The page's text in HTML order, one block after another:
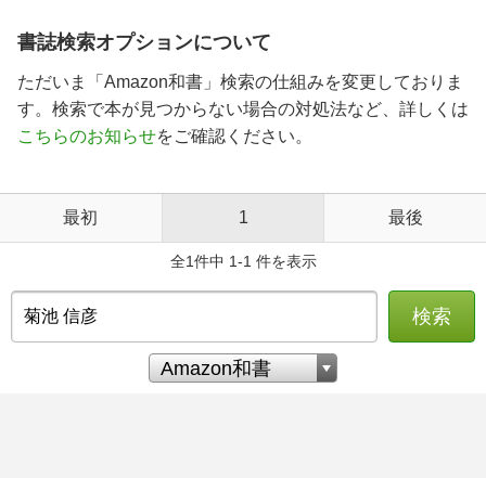
書誌検索オプションについて
ただいま「Amazon和書」検索の仕組みを変更しておりま
す。検索で本が見つからない場合の対処法など、詳しくは
こちらのお知らせをご確認ください。
最初 1 最後
全1件中 1-1 件を表示
検索